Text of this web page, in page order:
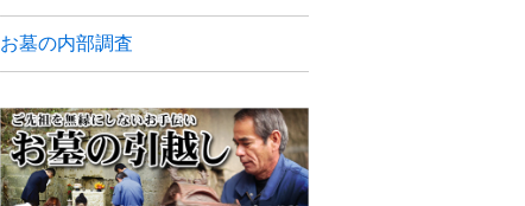
お墓の内部調査